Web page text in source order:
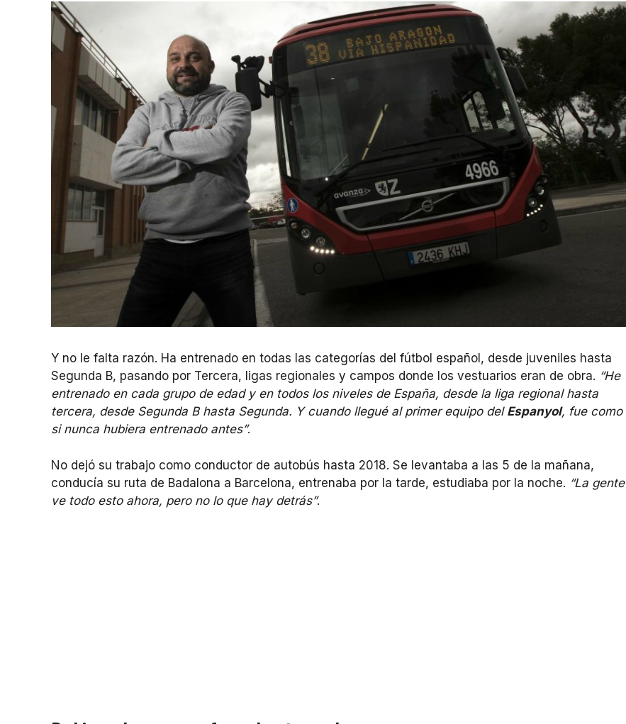
Y no le falta razón. Ha entrenado en todas las categorías del fútbol español, desde juveniles hasta
Segunda B, pasando por Tercera, ligas regionales y campos donde los vestuarios eran de obra. “He
entrenado en cada grupo de edad y en todos los niveles de España, desde la liga regional hasta
tercera, desde Segunda B hasta Segunda. Y cuando llegué al primer equipo del Espanyol, fue como
si nunca hubiera entrenado antes”.
No dejó su trabajo como conductor de autobús hasta 2018. Se levantaba a las 5 de la mañana,
conducía su ruta de Badalona a Barcelona, entrenaba por la tarde, estudiaba por la noche. “La gente
ve todo esto ahora, pero no lo que hay detrás”.